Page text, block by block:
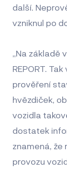
další.
vzniknul po
„Na základě
REPORT.
prověření
hvězdiček,
vozidla
dostatek
znamená, že
provozu